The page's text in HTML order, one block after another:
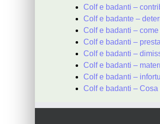
Colf e badanti –
Colf e badante –
Colf e badanti –
Colf e badanti –
Colf e badanti –
Colf e badanti –
Colf e badanti –
Colf e badanti –